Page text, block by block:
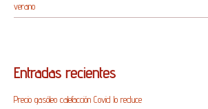
verano
Entradas recientes
Precio gasóleo calefacción Covid lo reduce